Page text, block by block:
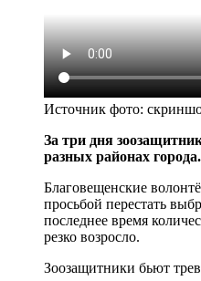
Источник фото:
За три дня
разных районах города.
Благовещенские
просьбой перестать
последнее время
резко возросло.
Зоозащитники бьют